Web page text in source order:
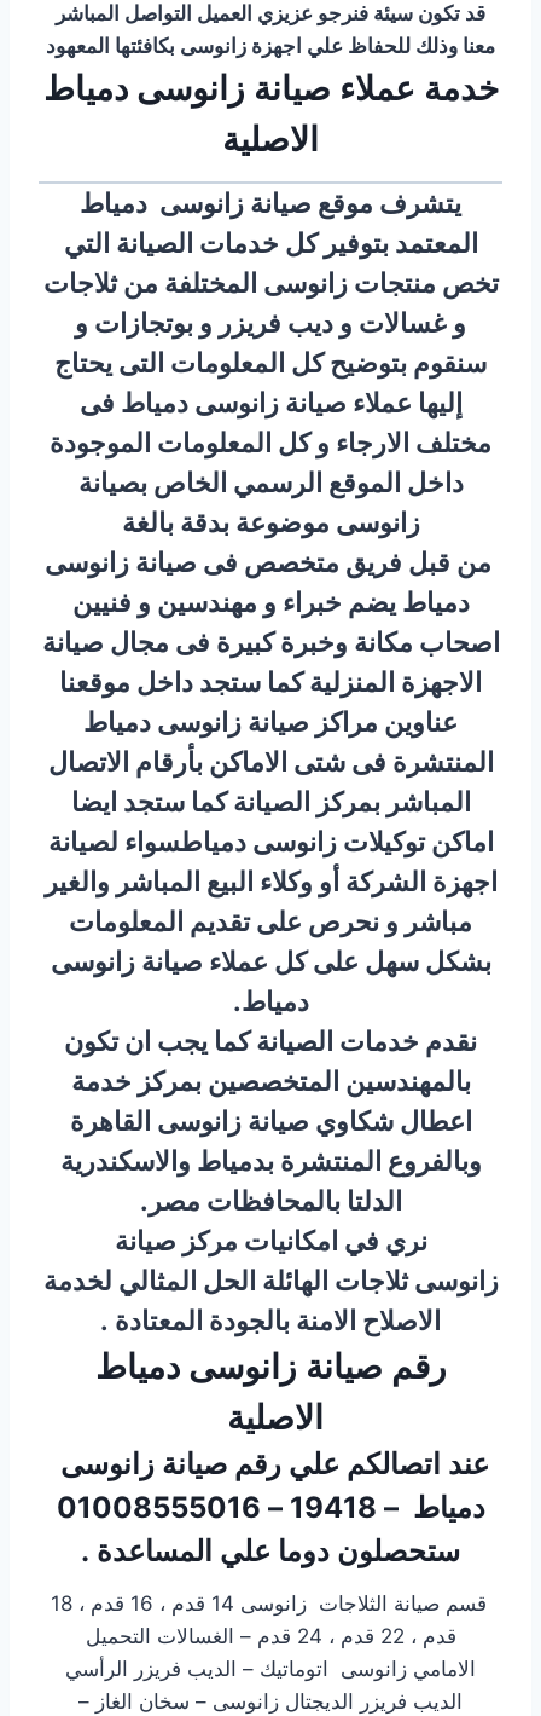
قد تكون سيئة فنرجو عزيزي العميل التواصل المباشر
معنا وذلك للحفاظ علي اجهزة زانوسى بكافئتها المعهود
خدمة عملاء صيانة زانوسى دمياط
الاصلية
يتشرف موقع صيانة زانوسى دمياط
المعتمد بتوفير كل خدمات الصيانة التي
تخص منتجات زانوسى المختلفة من ثلاجات
و غسالات و ديب فريزر و بوتجازات و
سنقوم بتوضيح كل المعلومات التى يحتاج
إليها عملاء صيانة زانوسى دمياط فى
مختلف الارجاء و كل المعلومات الموجودة
داخل الموقع الرسمي الخاص بصيانة
زانوسى موضوعة بدقة بالغة
من قبل فريق متخصص فى صيانة زانوسى
دمياط يضم خبراء و مهندسين و فنيين
اصحاب مكانة وخبرة كبيرة فى مجال صيانة
الاجهزة المنزلية كما ستجد داخل موقعنا
عناوين مراكز صيانة زانوسى دمياط
المنتشرة فى شتى الاماكن بأرقام الاتصال
المباشر بمركز الصيانة كما ستجد ايضا
اماكن توكيلات زانوسى دمياطسواء لصيانة
اجهزة الشركة أو وكلاء البيع المباشر والغير
مباشر و نحرص على تقديم المعلومات
بشكل سهل على كل عملاء صيانة زانوسى
دمياط.
نقدم خدمات الصيانة كما يجب ان تكون
بالمهندسين المتخصصين بمركز خدمة
اعطال شكاوي صيانة زانوسى القاهرة
وبالفروع المنتشرة بدمياط والاسكندرية
الدلتا بالمحافظات مصر.
نري في امكانيات مركز صيانة
زانوسى ثلاجات الهائلة الحل المثالي لخدمة
الاصلاح الامنة بالجودة المعتادة .
رقم صيانة زانوسى دمياط
الاصلية
عند اتصالكم علي رقم صيانة زانوسى
دمياط – 19418 – 01008555016
ستحصلون دوما علي المساعدة .
قسم صيانة الثلاجات زانوسى 14 قدم ، 16 قدم ، 18
قدم ، 22 قدم ، 24 قدم – الغسالات التحميل
الامامي زانوسى اتوماتيك – الديب فريزر الرأسي
الديب فريزر الديجتال زانوسى – سخان الغاز –